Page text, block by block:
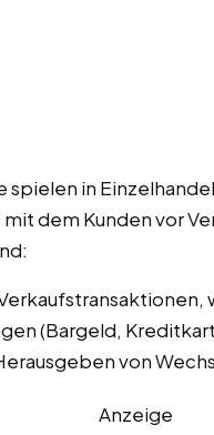
spielen in
dem Kunden vor
(Bargeld,
von
Anzeige